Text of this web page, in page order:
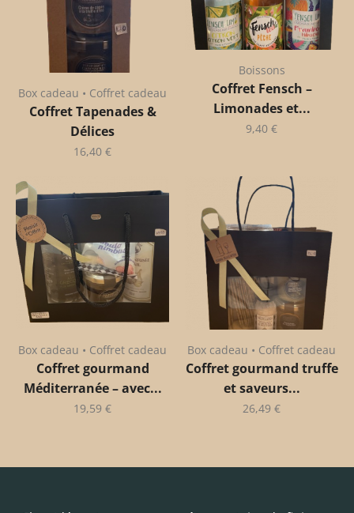
Box cadeau • Coffret cadeau
Coffret Tapenades &
Délices
16,40 €
Boissons
Coffret Fensch –
Limonades et...
9,40 €
Box cadeau • Coffret cadeau
Coffret gourmand
Méditerranée – avec...
19,59 €
Box cadeau • Coffret cadeau
Coffret gourmand truffe
et saveurs...
26,49 €